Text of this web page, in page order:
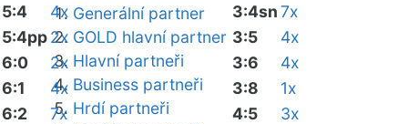
Generální partner
GOLD hlavní partner
Hlavní partneři
Business partneři
Hrdí partneři
5:4
4x
5:4pp2x
6:0
2x
6:1
4x
6:2
7x
3:4sn7x
3:5
4x
3:6
4x
3:8
1x
4:5
3x